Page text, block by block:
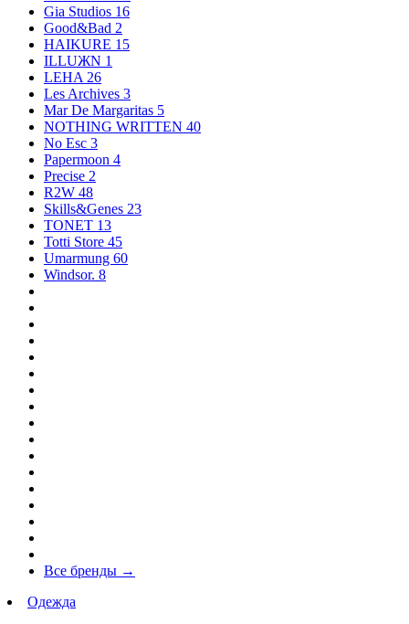
Gia Studios 16
Good&Bad 2
HAIKURE 15
ILLUЖN 1
LEHA 26
Les Archives 3
Mar De Margaritas 5
NOTHING WRITTEN 40
No Esc 3
Papermoon 4
Precise 2
R2W 48
Skills&Genes 23
TONET 13
Totti Store 45
Umarmung 60
Windsor. 8
Все бренды →
Одежда